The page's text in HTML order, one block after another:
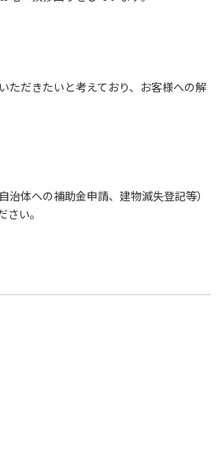
ただきたいと考えており、お客様への解
体への補助金申請、建物滅失登記等）
い。